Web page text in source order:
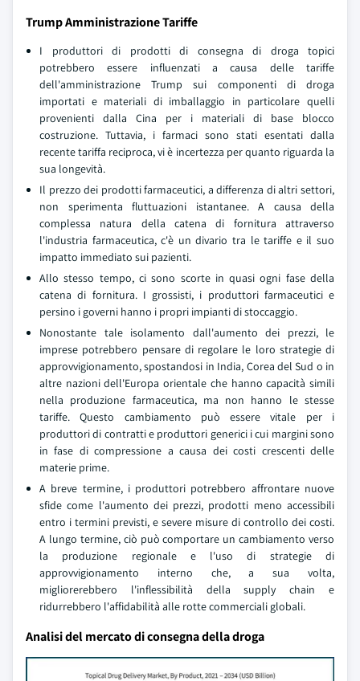
Trump Amministrazione Tariffe
I produttori di prodotti di consegna di droga topici
potrebbero essere influenzati a causa delle tariffe
dell'amministrazione Trump sui componenti di droga
importati e materiali di imballaggio in particolare quelli
provenienti dalla Cina per i materiali di base blocco
costruzione. Tuttavia, i farmaci sono stati esentati dalla
recente tariffa reciproca, vi è incertezza per quanto riguarda la
sua longevità.
Il prezzo dei prodotti farmaceutici, a differenza di altri settori,
non sperimenta fluttuazioni istantanee. A causa della
complessa natura della catena di fornitura attraverso
l'industria farmaceutica, c'è un divario tra le tariffe e il suo
impatto immediato sui pazienti.
Allo stesso tempo, ci sono scorte in quasi ogni fase della
catena di fornitura. I grossisti, i produttori farmaceutici e
persino i governi hanno i propri impianti di stoccaggio.
Nonostante tale isolamento dall'aumento dei prezzi, le
imprese potrebbero pensare di regolare le loro strategie di
approvvigionamento, spostandosi in India, Corea del Sud o in
altre nazioni dell'Europa orientale che hanno capacità simili
nella produzione farmaceutica, ma non hanno le stesse
tariffe. Questo cambiamento può essere vitale per i
produttori di contratti e produttori generici i cui margini sono
in fase di compressione a causa dei costi crescenti delle
materie prime.
A breve termine, i produttori potrebbero affrontare nuove
sfide come l'aumento dei prezzi, prodotti meno accessibili
entro i termini previsti, e severe misure di controllo dei costi.
A lungo termine, ciò può comportare un cambiamento verso
la produzione regionale e l'uso di strategie di
approvvigionamento interno che, a sua volta,
migliorerebbero l'inflessibilità della supply chain e
ridurrebbero l'affidabilità alle rotte commerciali globali.
Analisi del mercato di consegna della droga